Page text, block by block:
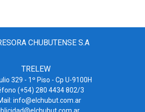
CHUBUTENSE S.A
TRELEW
329 - 1º Piso - Cp U-9100H
(+54) 280 4434 802/3
info@elchubut.com.ar